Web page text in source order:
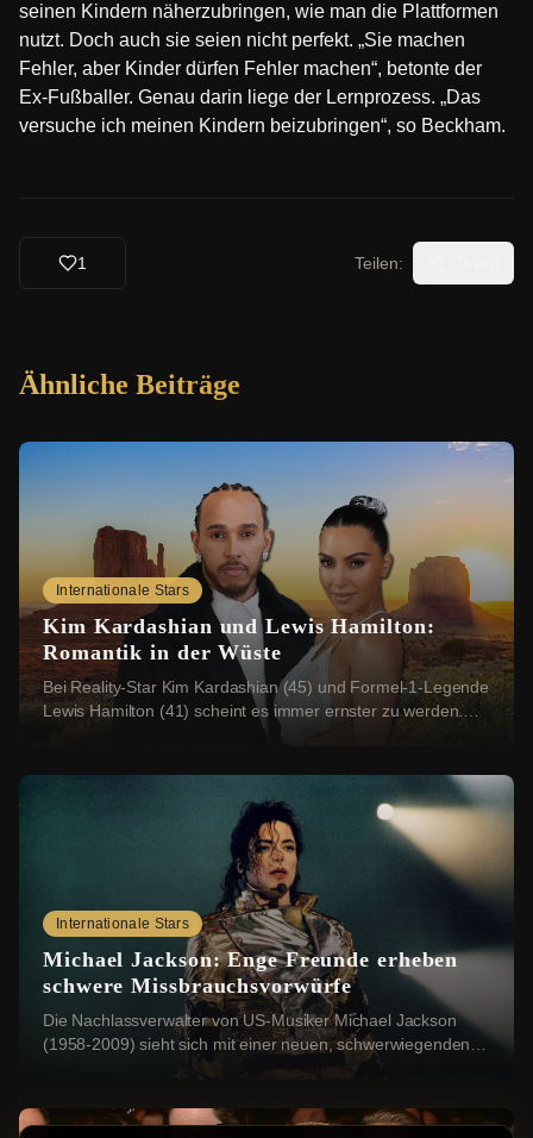
seinen Kindern näherzubringen, wie man die Plattformen
nutzt. Doch auch sie seien nicht perfekt. „Sie machen
Fehler, aber Kinder dürfen Fehler machen“, betonte der
Ex-Fußballer. Genau darin liege der Lernprozess. „Das
versuche ich meinen Kindern beizubringen“, so Beckham.
1 Teilen:
Ähnliche Beiträge
Internationale Stars
Kim Kardashian und Lewis Hamilton:
Romantik in der Wüste
Bei Reality-Star Kim Kardashian (45) und Formel-1-Legende
Lewis Hamilton (41) scheint es immer ernster zu werden.
Internationale Stars
Michael Jackson: Enge Freunde erheben
schwere Missbrauchsvorwürfe
Die Nachlassverwalter von US-Musiker Michael Jackson
(1958-2009) sieht sich mit einer neuen, schwerwiegenden